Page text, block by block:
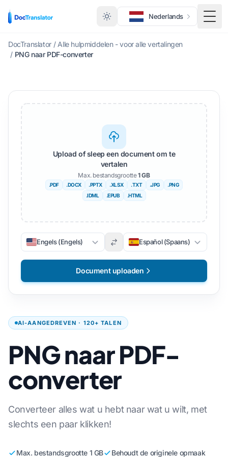
Nederlands
DocTranslator / Alle hulpmiddelen - voor alle vertalingen
/ PNG naar PDF-converter
AI-AANGEDREVEN · 120+ TALEN
PNG naar PDF-
converter
Converteer alles wat u hebt naar wat u wilt, met
slechts een paar klikken!
Max. bestandsgrootte 1 GB Behoudt de originele opmaak
Upload of sleep een document om te
vertalen
Max. bestandsgrootte1 GB
.PDF .DOCX .PPTX .XLSX .TXT .JPG
.PNG
.IDML
.EPUB .HTML
Engels (Engels) Español (Spaans)
Document uploaden